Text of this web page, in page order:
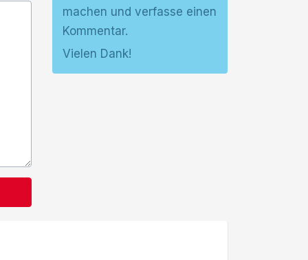
machen und verfasse einen
Kommentar.
Vielen Dank!